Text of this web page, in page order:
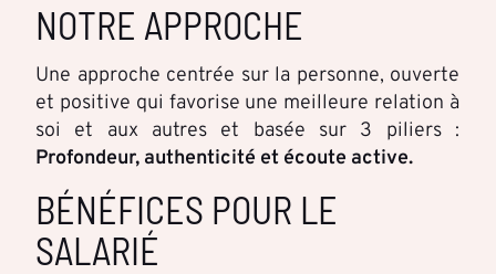
NOTRE APPROCHE
Une approche centrée sur la personne, ouverte
et positive qui favorise une meilleure relation à
soi et aux autres et basée sur 3 piliers :
Profondeur, authenticité et écoute active.
BÉNÉFICES POUR LE
SALARIÉ